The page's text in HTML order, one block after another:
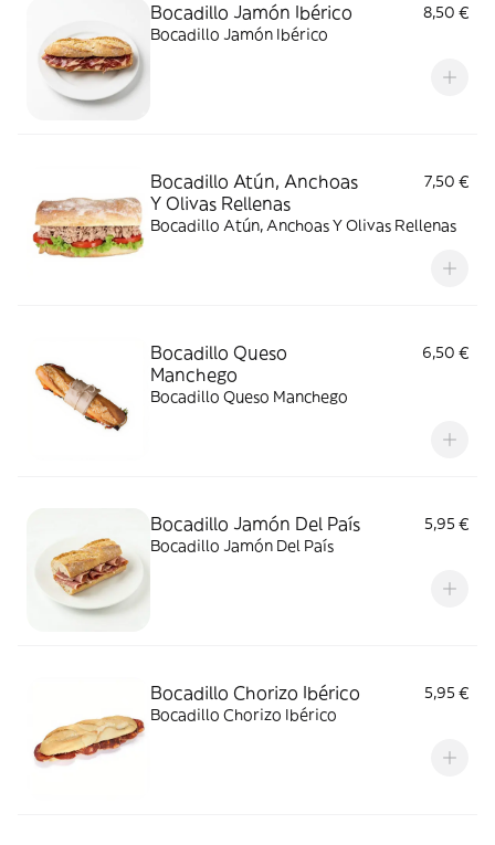
Bocadillo Jamón Ibérico
8,50 €
Bocadillo Jamón Ibérico
Bocadillo Atún, Anchoas
Y Olivas Rellenas
7,50 €
Bocadillo Atún, Anchoas Y Olivas Rellenas
Bocadillo Queso
Manchego
6,50 €
Bocadillo Queso Manchego
Bocadillo Jamón Del País
5,95 €
Bocadillo Jamón Del País
Bocadillo Chorizo Ibérico
5,95 €
Bocadillo Chorizo Ibérico